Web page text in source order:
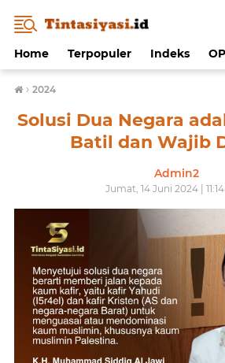
Home Terpopuler Indeks
› 2024
Solusi Dua Negara
Batil dan Wajib
Admin2
Jumat, 14 Juni 2024 |